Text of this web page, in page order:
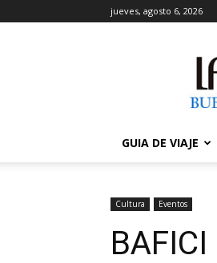
jueves, agosto 6, 2026
GUIA DE VIAJE
Cultura Eventos